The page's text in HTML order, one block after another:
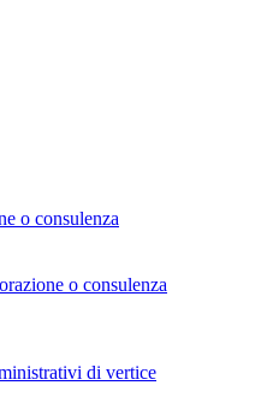
o consulenza
o consulenza
di vertice